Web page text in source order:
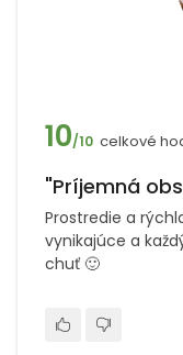
10/10 celkové
"Príjemná
Prostredie a
vynikajúce a
chuť 🙂